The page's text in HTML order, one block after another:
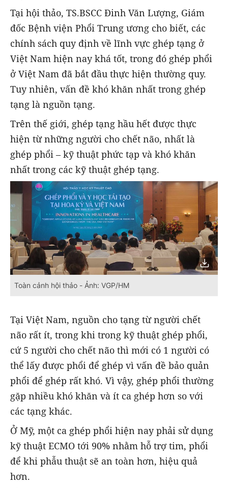
Tại hội thảo, TS.BSCC Đinh Văn Lượng, Giám
đốc Bệnh viện Phổi Trung ương cho biết, các
chính sách quy định về lĩnh vực ghép tạng ở
Việt Nam hiện nay khá tốt, trong đó ghép phổi
ở Việt Nam đã bắt đầu thực hiện thường quy.
Tuy nhiên, vấn đề khó khăn nhất trong ghép
tạng là nguồn tạng.
Trên thế giới, ghép tạng hầu hết được thực
hiện từ những người cho chết não, nhất là
ghép phổi – kỹ thuật phức tạp và khó khăn
nhất trong các kỹ thuật ghép tạng.
Toàn cảnh hội thảo - Ảnh: VGP/HM
Tại Việt Nam, nguồn cho tạng từ người chết
não rất ít, trong khi trong kỹ thuật ghép phổi,
cứ 5 người cho chết não thì mới có 1 người có
thể lấy được phổi để ghép vì vấn đề bảo quản
phổi để ghép rất khó. Vì vậy, ghép phổi thường
gặp nhiều khó khăn và ít ca ghép hơn so với
các tạng khác.
Ở Mỹ, một ca ghép phổi hiện nay phải sử dụng
kỹ thuật ECMO tới 90% nhằm hỗ trợ tim, phổi
để khi phẫu thuật sẽ an toàn hơn, hiệu quả
hơn.